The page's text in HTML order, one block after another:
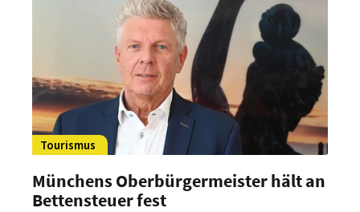
Tourismus
Münchens Oberbürgermeister hält an
Bettensteuer fest